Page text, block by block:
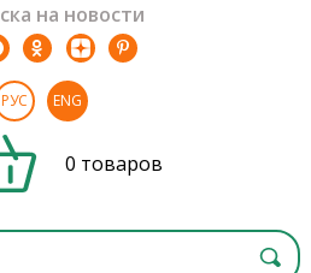
на новости
РУС ENG
0 товаров